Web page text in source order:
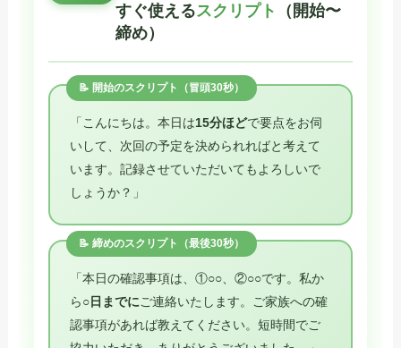
すぐ使えるスクリプト
（開始〜
締め）
📝 開始のスクリプト（冒頭30秒）
「こんにちは。本日は15分ほどで要点をお伺
いして、次回の予定を決められればと考えて
います。記録させていただいてもよろしいで
しょうか？」
📝 締めのスクリプト（最後30秒）
「本日の確認事項は、①○○、②○○です。私か
ら○日までにご連絡いたします。ご家族への確
認事項があれば教えてください。短時間でご